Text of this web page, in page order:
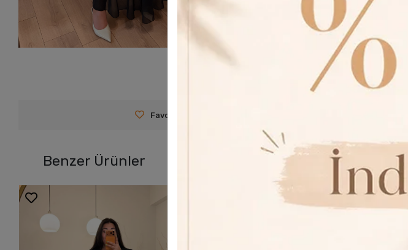
Favorilerime Ekle
Benzer Ürünler